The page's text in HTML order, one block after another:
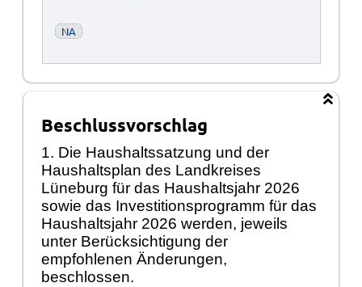
NA
Beschlussvorschlag
1. Die Haushaltssatzung und der
Haushaltsplan des Landkreises
Lüneburg für das Haushaltsjahr 2026
sowie das Investitionsprogramm für das
Haushaltsjahr 2026 werden, jeweils
unter Berücksichtigung der
empfohlenen Änderungen,
beschlossen.